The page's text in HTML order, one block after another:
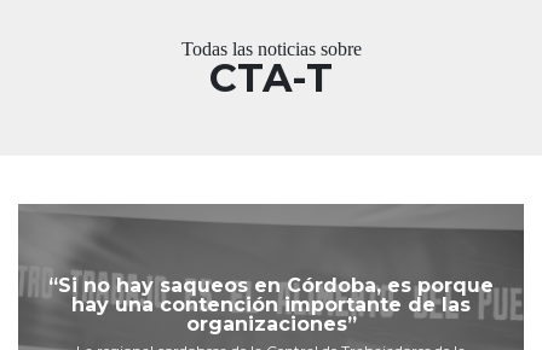
Córdoba, la Docta
Ambiente y sustentabilidad
Humor
Villa María y zona
San Francisco y zona
Marcos Juárez
Valle de Calamuchita
Jesús María y norte
Todas las noticias sobre
CTA-T
“Si no hay saqueos en Córdoba, es porque
hay una contención importante de las
organizaciones”